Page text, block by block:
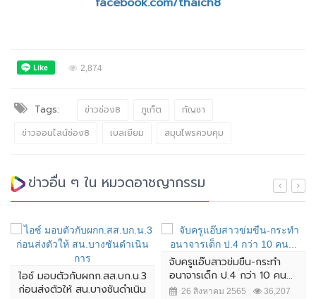
2,874
Tags: ข่าวช่อง8 ภูเก็ต
กัญชา
ข่าวออนไลน์ช่อง8
เบลเยียม สมุนไพรควบคุม
ข่าวอื่น ๆ ใน หมวดอาชญากรรม
ไอซ์ มอบตัวกับผกก.สส.บก.น.3
ก่อนส่งตัวให้ สน.บางชันดำเนิน
จับครูแอ๊บสาวข่มขืน-กระทำ
อนาจารเด็ก ป.4 กว่า 10 คน...
26 สิงหาคม 2565 36,207